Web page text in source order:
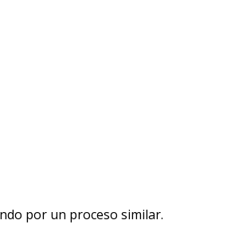
por un proceso similar.